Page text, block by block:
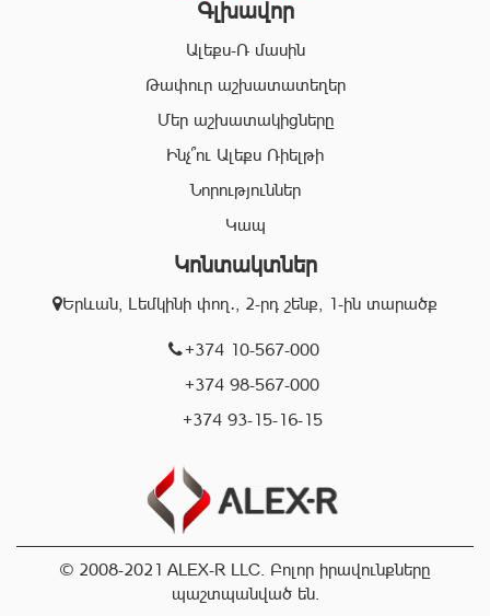
արագ իրագործել ցանկացած գործարք անշարժ գույքի
ոլորտում:
շնորհիվ՝ «Ալեքս-Ռ» ընկերության պրոֆեսիոնալ
անձնակազմը Ձեզ կօգնի իրականացնել շահավետ
գործարքներ՝ ապահովելով գործարքի գաղտնիությունը, և
զերծ մնալ գործարքի ընթացքում բարձր ռիսկերից՝
«Ալեքս-Ռ» ընկերության իրավաբանական բաժնի
աշխատակիցները կապահովեն Ձեր գործարքների
օրինականությունը, փաստաթղթերի ճշտությունը և
ծագած ցանկացած խնդիրների արագ և որակյալ
Մենք գործում ենք Երևան քաղաքի տարբեր
կատարել ճիշտ, արագ և շահավետ գործարքներ:
Մենք սիրում ենք մեր հաճախորդներին և ուրախ կլինենք
Ձեզ տեսնել նրանց թվում:
Գլխավոր
Ալեքս-Ռ մասին
Թափուր աշխատատեղեր
Մեր աշխատակիցները
Ինչ՞ու Ալեքս Ռիելթի
Նորություններ
Կապ
Կոնտակտներ
Երևան, Լեմկինի փող․, 2-րդ շենք, 1-ին տարածք
+374 10-567-000
+374 98-567-000
+374 93-15-16-15
© 2008-2021 ALEX-R LLC. Բոլոր իրավունքները
պաշտպանված են.